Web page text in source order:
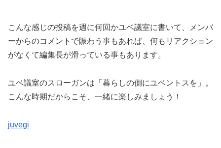
こんな感じの投稿を週に何回かユベ議室に書いて、メンバ
ーからのコメントで賑わう事もあれば、何もリアクション
がなくて編集長が滑っている事もあります。
ユベ議室のスローガンは「暮らしの側にユベントスを」。
こんな時期だからこそ、一緒に楽しみましょう！
juvegi